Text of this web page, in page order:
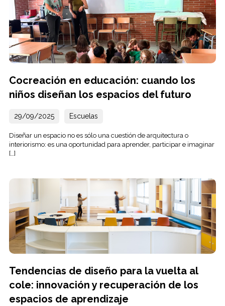
Cocreación en educación: cuando los
niños diseñan los espacios del futuro
29/09/2025 Escuelas
Diseñar un espacio no es sólo una cuestión de arquitectura o
interiorismo: es una oportunidad para aprender, participar e imaginar
[…]
Tendencias de diseño para la vuelta al
cole: innovación y recuperación de los
espacios de aprendizaje